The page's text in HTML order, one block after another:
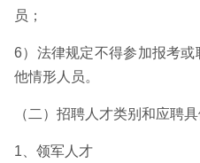
员；
6）法律规定不得参加报考
他情形人员。
（二）招聘人才类别和应聘
1、领军人才